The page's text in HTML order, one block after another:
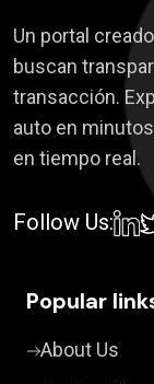
Volvo
Un portal
buscan
transacción.
auto en
en tiempo real.
Follow Us:
Popular
About Us